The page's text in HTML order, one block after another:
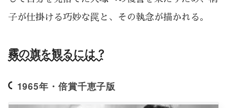
子が仕掛ける巧妙な罠と、その執念が描かれる。
霧の旗を観るには？
1965年・倍賞千恵子版